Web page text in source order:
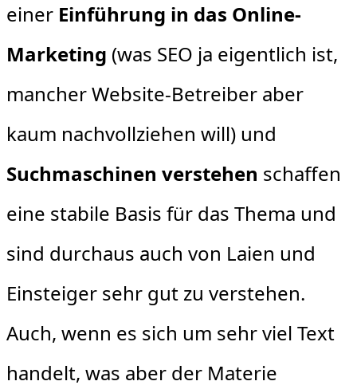
einer Einführung in das Online-
Marketing (was SEO ja eigentlich ist,
mancher Website-Betreiber aber
kaum nachvollziehen will) und
Suchmaschinen verstehen schaffen
eine stabile Basis für das Thema und
sind durchaus auch von Laien und
Einsteiger sehr gut zu verstehen.
Auch, wenn es sich um sehr viel Text
handelt, was aber der Materie